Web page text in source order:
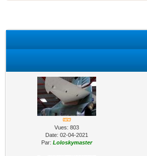
Vues: 803
Date: 02-04-2021
Par: Loloskymaster